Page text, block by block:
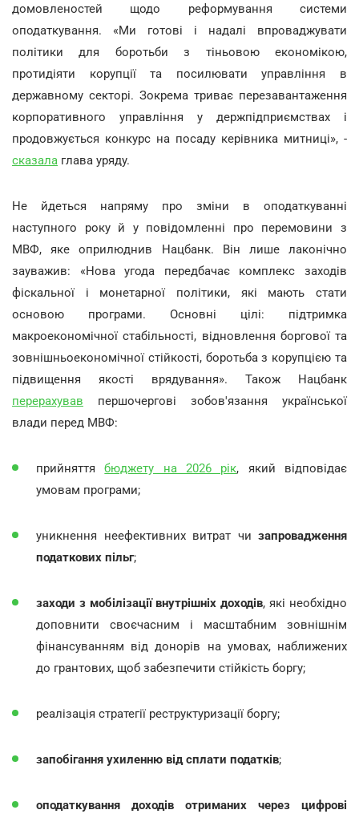
домовленостей щодо реформування системи
оподаткування. «Ми готові і надалі впроваджувати
політики для боротьби з тіньовою економікою,
протидіяти корупції та посилювати управління в
державному секторі. Зокрема триває перезавантаження
корпоративного управління у держпідприємствах і
продовжується конкурс на посаду керівника митниці», -
сказала глава уряду.
Не йдеться напряму про зміни в оподаткуванні
наступного року й у повідомленні про перемовини з
МВФ, яке оприлюднив Нацбанк. Він лише лаконічно
зауважив: «Нова угода передбачає комплекс заходів
фіскальної і монетарної політики, які мають стати
основою програми. Основні цілі: підтримка
макроекономічної стабільності, відновлення боргової та
зовнішньоекономічної стійкості, боротьба з корупцією та
підвищення якості врядування». Також Нацбанк
перерахував першочергові зобов'язання української
влади перед МВФ:
прийняттябюджету на 2026 рік, який відповідає
умовам програми;
уникнення неефективних витрат чи запровадження
податкових пільг;
заходи з мобілізації внутрішніх доходів, які необхідно
доповнити своєчасним і масштабним зовнішнім
фінансуванням від донорів на умовах, наближених
до грантових, щоб забезпечити стійкість боргу;
реалізація стратегії реструктуризації боргу;
запобігання ухиленню від сплати податків;
оподаткування доходів отриманих через цифрові